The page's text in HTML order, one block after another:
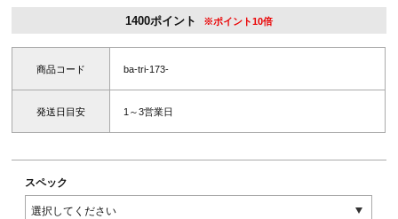
1400ポイント ※ポイント10倍
商品コード ba-tri-173-
発送日目安 1～3営業日
スペック